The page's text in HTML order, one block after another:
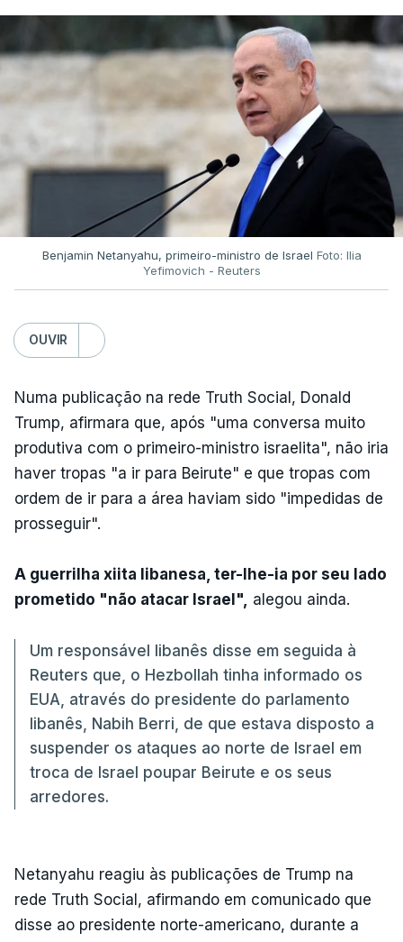
Benjamin Netanyahu, primeiro-ministro de Israel Foto: Ilia
Yefimovich - Reuters
OUVIR
Numa publicação na rede Truth Social, Donald
Trump, afirmara que, após "uma conversa muito
produtiva com o primeiro-ministro israelita", não iria
haver tropas "a ir para Beirute" e que tropas com
ordem de ir para a área haviam sido "impedidas de
prosseguir".
A guerrilha xiita libanesa, ter-lhe-ia por seu lado
prometido "não atacar Israel", alegou ainda.
Um responsável libanês disse em seguida à
Reuters que, o Hezbollah tinha informado os
EUA, através do presidente do parlamento
libanês, Nabih Berri, de que estava disposto a
suspender os ataques ao norte de Israel em
troca de Israel poupar Beirute e os seus
arredores.
Netanyahu reagiu às publicações de Trump na
rede Truth Social, afirmando em comunicado que
disse ao presidente norte-americano, durante a